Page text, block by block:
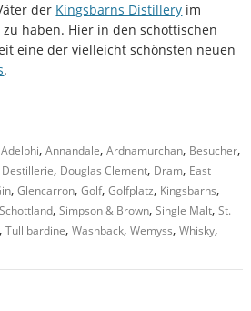
der Kingsbarns Distillery im
haben. Hier in den schottischen
eine der vielleicht schönsten neuen
.
Adelphi,Annandale,Ardnamurchan, Besucher,
Destillerie, Douglas Clement, Dram, East
,Glencarron,Golf,Golfplatz, Kingsbarns,
Schottland,Simpson & Brown,Single Malt,St.
,Tullibardine,Washback,Wemyss,Whisky,